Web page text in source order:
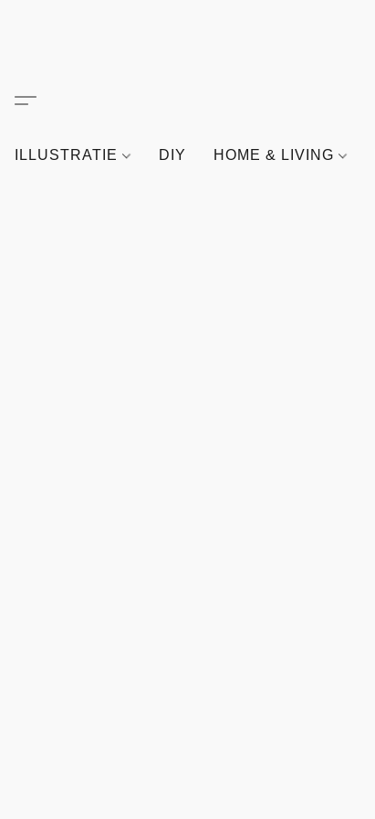
ILLUSTRATIE DIY HOME & LIVING